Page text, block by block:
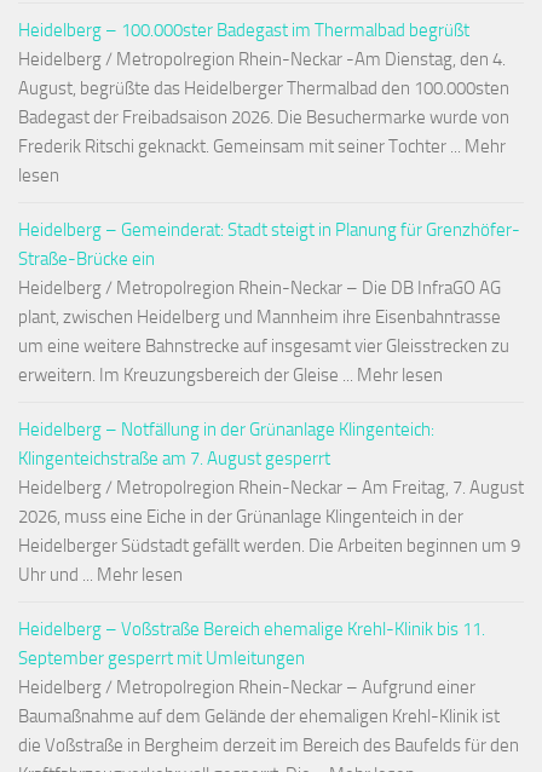
Heidelberg – 100.000ster Badegast im Thermalbad begrüßt
Heidelberg / Metropolregion Rhein-Neckar -Am Dienstag, den 4.
August, begrüßte das Heidelberger Thermalbad den 100.000sten
Badegast der Freibadsaison 2026. Die Besuchermarke wurde von
Frederik Ritschi geknackt. Gemeinsam mit seiner Tochter ... Mehr
lesen
Heidelberg – Gemeinderat: Stadt steigt in Planung für Grenzhöfer-
Straße-Brücke ein
Heidelberg / Metropolregion Rhein-Neckar – Die DB InfraGO AG
plant, zwischen Heidelberg und Mannheim ihre Eisenbahntrasse
um eine weitere Bahnstrecke auf insgesamt vier Gleisstrecken zu
erweitern. Im Kreuzungsbereich der Gleise ... Mehr lesen
Heidelberg – Notfällung in der Grünanlage Klingenteich:
Klingenteichstraße am 7. August gesperrt
Heidelberg / Metropolregion Rhein-Neckar – Am Freitag, 7. August
2026, muss eine Eiche in der Grünanlage Klingenteich in der
Heidelberger Südstadt gefällt werden. Die Arbeiten beginnen um 9
Uhr und ... Mehr lesen
Heidelberg – Voßstraße Bereich ehemalige Krehl-Klinik bis 11.
September gesperrt mit Umleitungen
Heidelberg / Metropolregion Rhein-Neckar – Aufgrund einer
Baumaßnahme auf dem Gelände der ehemaligen Krehl-Klinik ist
die Voßstraße in Bergheim derzeit im Bereich des Baufelds für den